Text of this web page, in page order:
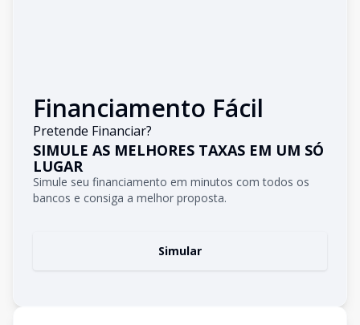
Financiamento Fácil
Pretende Financiar?
SIMULE AS MELHORES TAXAS EM UM SÓ
LUGAR
Simule seu financiamento em minutos com todos os
bancos e consiga a melhor proposta.
Simular